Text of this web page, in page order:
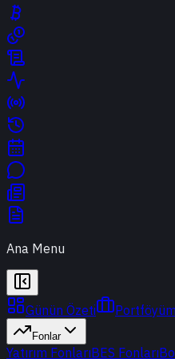
Ana Menu
Günün Özeti Portföyüm
Fonlar
Yatırım FonlarıBES Fonları